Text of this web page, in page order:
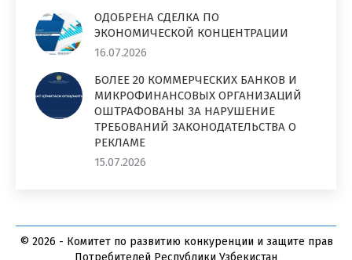
ОДОБРЕНА СДЕЛКА ПО
ЭКОНОМИЧЕСКОЙ КОНЦЕНТРАЦИИ
16.07.2026
БОЛЕЕ 20 КОММЕРЧЕСКИХ БАНКОВ И
МИКРОФИНАНСОВЫХ ОРГАНИЗАЦИЙ
ОШТРАФОВАНЫ ЗА НАРУШЕНИЕ
ТРЕБОВАНИЙ ЗАКОНОДАТЕЛЬСТВА О
РЕКЛАМЕ
15.07.2026
© 2026 - Комитет по развитию конкуренции и защите прав
Потребителей Республики Узбекистан